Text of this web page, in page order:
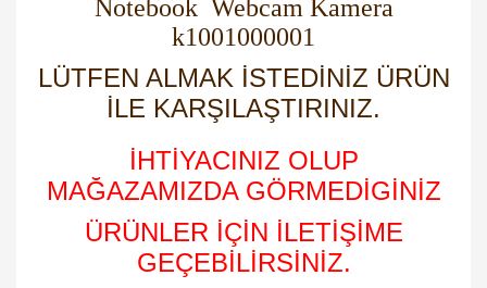
Notebook Webcam Kamera
k1001000001
LÜTFEN ALMAK İSTEDİNİZ ÜRÜN
İLE KARŞILAŞTIRINIZ.
İHTİYACINIZ OLUP
MAĞAZAMIZDA GÖRMEDİGİNİZ
ÜRÜNLER İÇİN İLETİŞİME
GEÇEBİLİRSİNİZ.